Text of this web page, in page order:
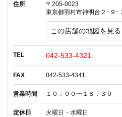
住所
〒205-0023
東京都羽村市神明台２−９−
この店舗の地図を見る
TEL 042-533-4321
FAX 042-533-4341
営業時間 １０：００〜１８：３０
定休日 火曜日・水曜日